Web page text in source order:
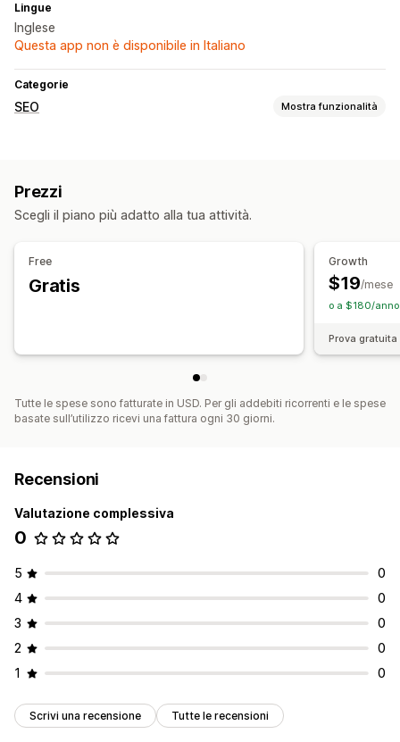
Lingue
Inglese
Questa app non è disponibile in Italiano
Categorie
SEO Mostra funzionalità
Reindirizzamenti
Robots.txt Generazione basata sull’IA
Prezzi
Scegli il piano più adatto alla tua attività.
Free
Gratis
Growth
$19/mese
o a $180/
Prova
Tutte le spese sono fatturate in USD. Per gli addebiti ricorrenti e le spese
basate sull’utilizzo ricevi una fattura ogni 30 giorni.
Recensioni
Valutazione complessiva
0
5
0
4
0
3
0
2
0
1
0
Scrivi una recensione Tutte le recensioni